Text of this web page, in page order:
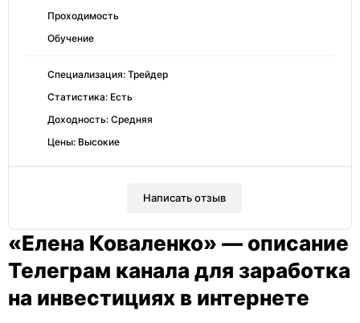
Проходимость
Обучение
Специализация: Трейдер
Статистика: Есть
Доходность: Средняя
Цены: Высокие
Написать отзыв
«Елена Коваленко» — описание
Телеграм канала для заработка
на инвестициях в интернете